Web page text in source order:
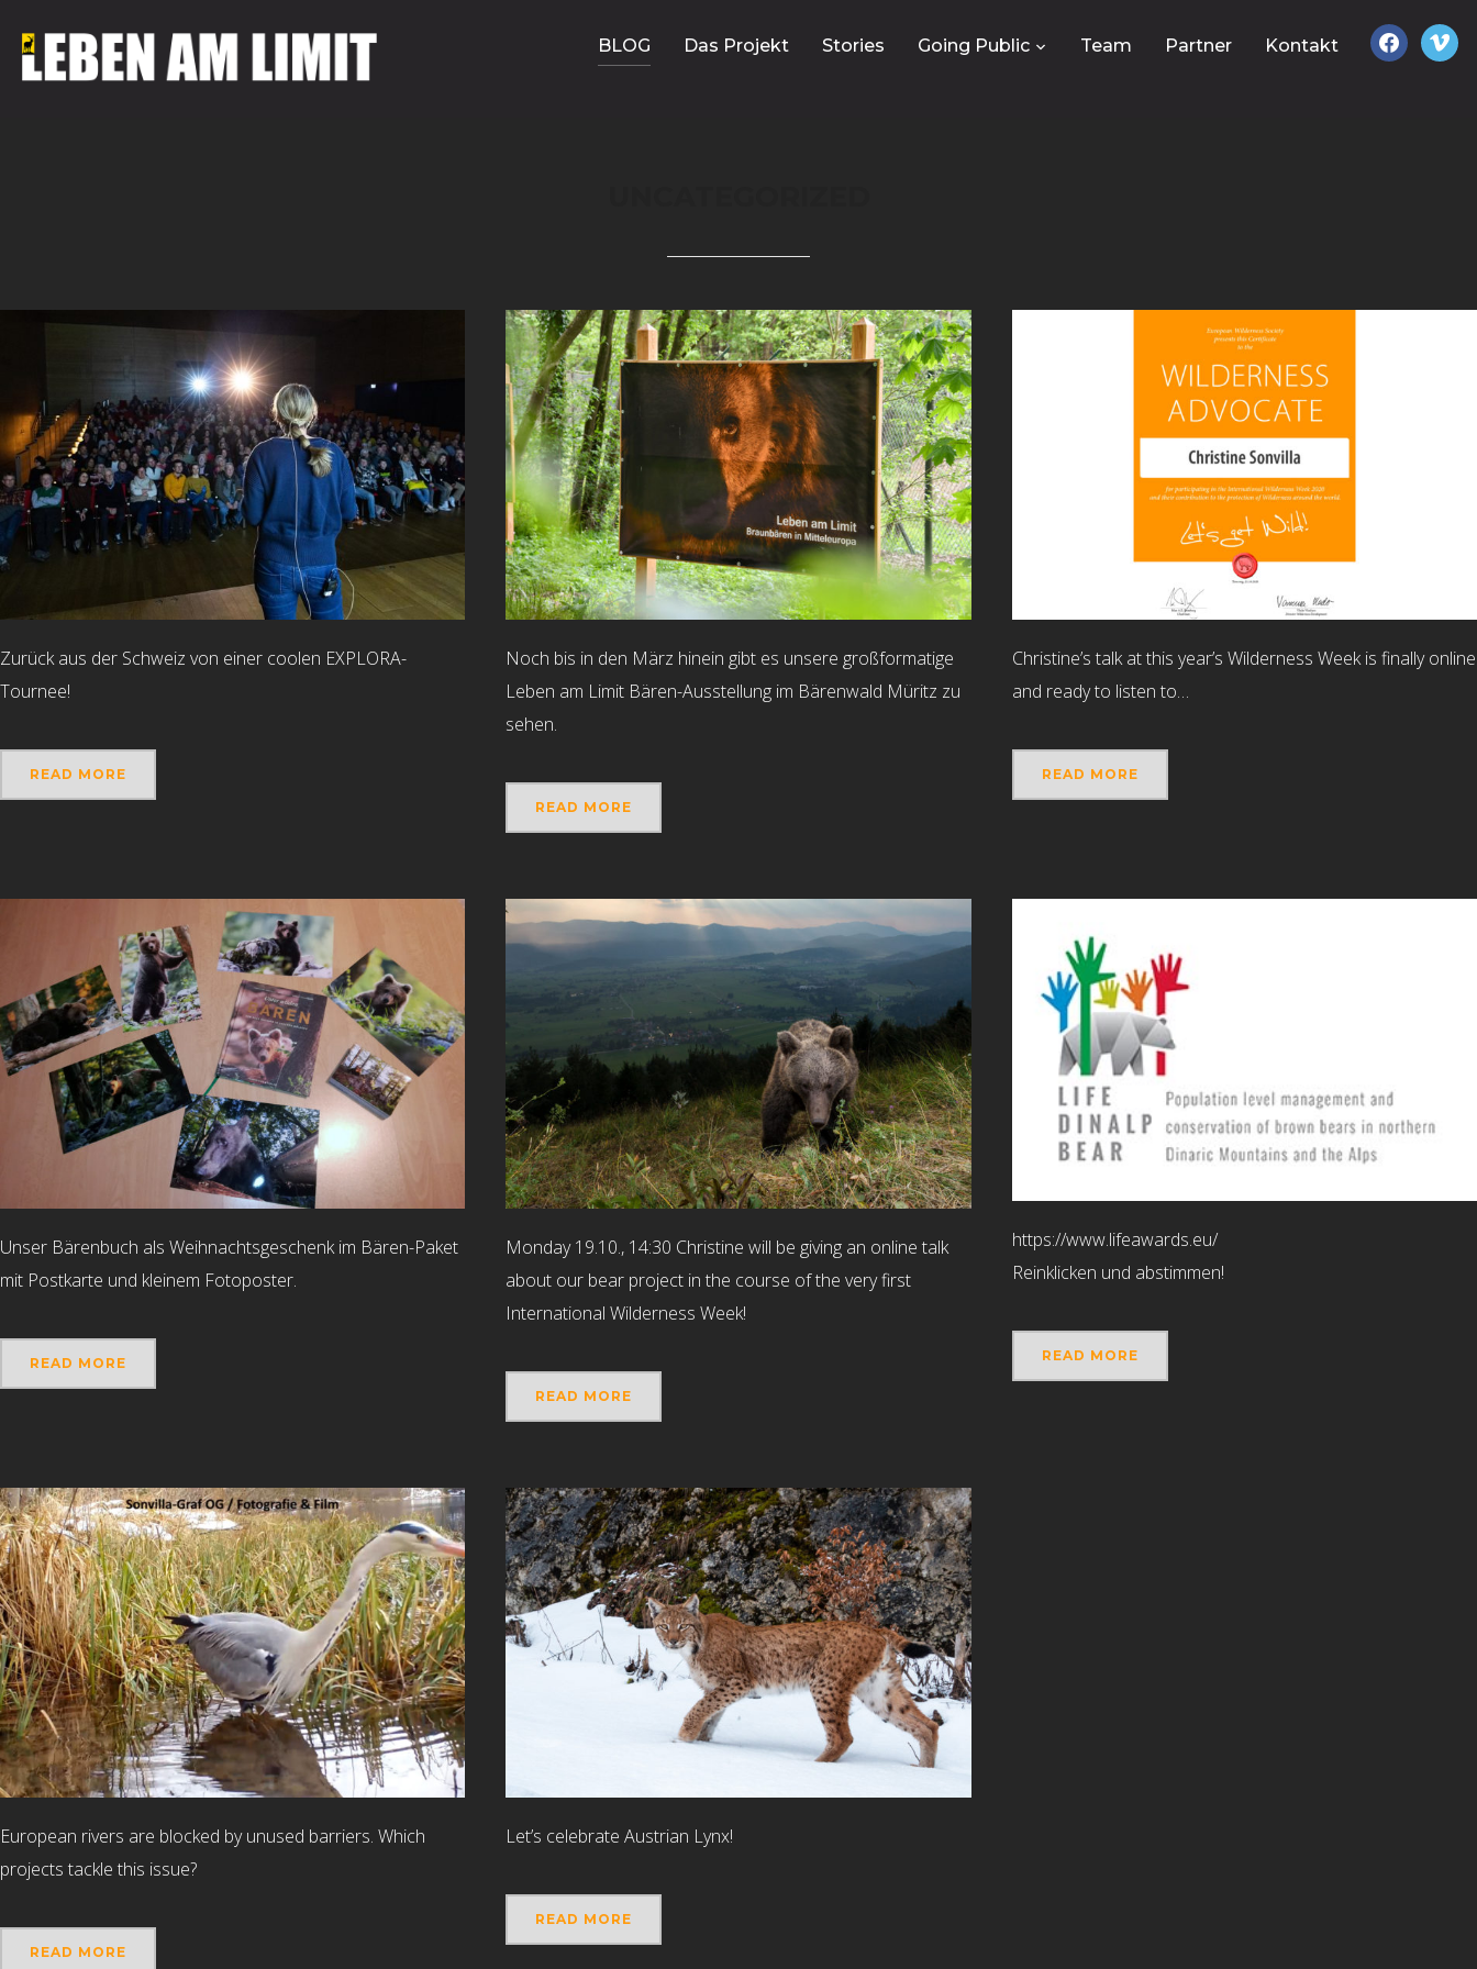
facebook
vimeo
BLOG Das Projekt Stories Going Public Team Partner Kontakt
Zurück aus der Schweiz von einer coolen EXPLORA-
Tournee!
READ MORE
Noch bis in den März hinein gibt es unsere großformatige
Leben am Limit Bären-Ausstellung im Bärenwald Müritz zu
sehen.
READ MORE
Christine’s talk at this year’s Wilderness Week is finally online
and ready to listen to…
READ MORE
Unser Bärenbuch als Weihnachtsgeschenk im Bären-Paket
mit Postkarte und kleinem Fotoposter.
READ MORE
Monday 19.10., 14:30 Christine will be giving an online talk
about our bear project in the course of the very first
International Wilderness Week!
READ MORE
https://www.lifeawards.eu/
Reinklicken und abstimmen!
READ MORE
European rivers are blocked by unused barriers. Which
projects tackle this issue?
READ MORE
Let’s celebrate Austrian Lynx!
READ MORE